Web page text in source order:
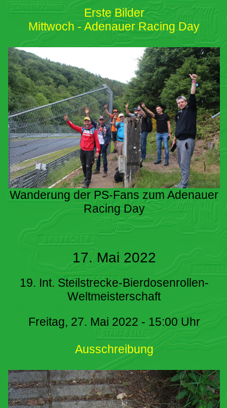
Erste Bilder
Mittwoch - Adenauer Racing Day
Wanderung der PS-Fans zum Adenauer
Racing Day
17. Mai 2022
19. Int. Steilstrecke-Bierdosenrollen-
Weltmeisterschaft
Freitag, 27. Mai 2022 - 15:00 Uhr
Ausschreibung